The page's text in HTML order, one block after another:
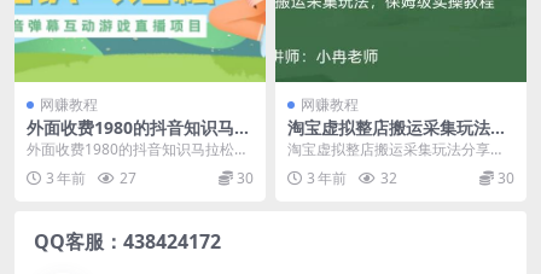
网赚教程
外面收费1980的抖音知识马拉
松直播项目，可虚拟人直播，
抖音报白，实时互动直播【软
件+教程】
外面收费1980的抖音知识马拉松直
播项目，可虚拟人直播，抖音报
白，实时互动直播【...
3 年前 27 30
网赚教程
淘宝虚拟整店搬运采集玩法分
享课：整店搬运采集玩法，保
淘宝虚拟整店搬运采集玩法分享
课：整店搬运采集玩法，保姆级实
操教程 实操一段时间了...
3 年前 32 30
QQ客服：438424172